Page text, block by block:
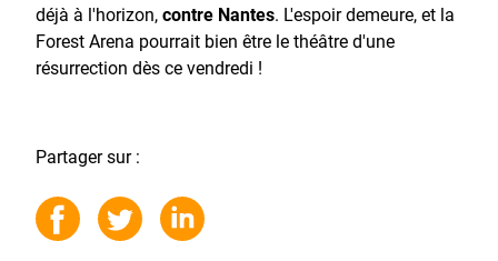
déjà à l'horizon,contre Nantes. L'espoir demeure, et la
Forest Arena pourrait bien être le théâtre d'une
résurrection dès ce vendredi !
Partager sur :